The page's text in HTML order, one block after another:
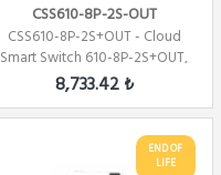
CSS610-8P-2S-OUT
CSS610-8P-2S+OUT - Cloud
Smart Switch 610-8P-2S+OUT,
(Poe Switch)
8,733.42 ₺
END OF
LIFE